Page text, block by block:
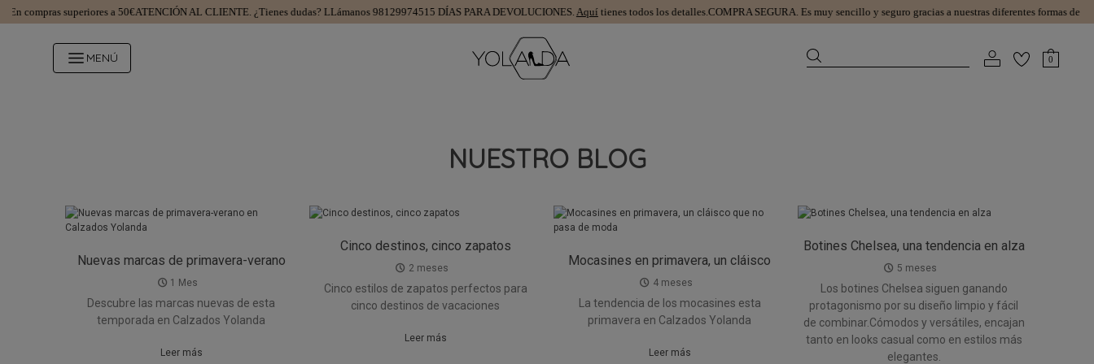
compras superiores a 50€ATENCIÓN AL CLIENTE.¿Tienes dudas? LLámanos 98129974515 DÍAS PARA DEVOLUCIONES.Aquítienes todos los detalles.COMPRA SEGURA.Es muy sencillo y seguro gracias a nuestras diferentes formas de
MENÚ 0
NUESTRO BLOG
Nuevas marcas de primavera-verano
en Calzados Yolanda
1 Mes
Descubre las marcas nuevas de esta
temporada en Calzados Yolanda
Leer más
Cinco destinos, cinco zapatos
2 meses
Cinco estilos de zapatos perfectos para
cinco destinos de vacaciones
Leer más
Mocasines en primavera, un cláisco
que no pasa de moda
4 meses
La tendencia de los mocasines esta
primavera en Calzados Yolanda
Leer más
Botines Chelsea, una tendencia en alza
5 meses
Los botines Chelsea siguen ganando
protagonismo por su diseño limpio y fácil
de combinar.Cómodos y versátiles, encajan
tanto en looks casual como en estilos más
elegantes.